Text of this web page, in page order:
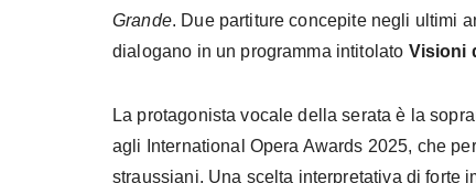
Grande. Due partiture concepite negli ultimi
dialogano in un programma intitolato Visioni
La protagonista vocale della serata è la
agli International Opera Awards 2025, che
straussiani. Una scelta interpretativa di forte